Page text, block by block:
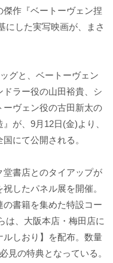
作『ベートーヴェン捏
にした実写映画が、まさ
グと、ベートーヴェン
ラー役の山田裕貴、シ
ーヴェン役の古田新太の
が、9月12日(金)より、
にて公開される。
書店とのタイアップが
したパネル展を開催。
書籍を集めた特設コー
は、大阪本店・梅田店に
しおり】を配布。数量
見の特典となっている。